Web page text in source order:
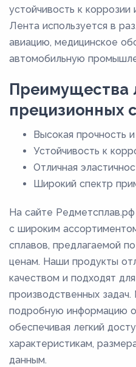
устойчивость к коррозии
Лента используется в
авиацию, медицинское
автомобильную
Преимущества
прецизионных
Высокая прочность
Устойчивость к
Отличная
Широкий спектр
На сайте
с широким
сплавов, предлагаемой
ценам. Наши продукты
качеством и подходят
производственных
подробную информацию
обеспечивая легкий
характеристикам,
данным.